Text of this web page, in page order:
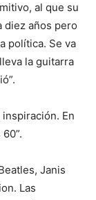
al que su
diez años pero
política. Se va
la guitarra
En
Janis
Las